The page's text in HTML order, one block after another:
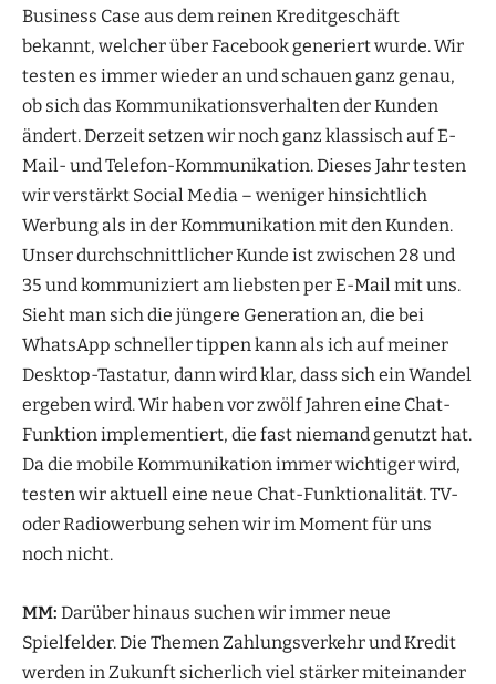
Business Case aus dem reinen Kreditgeschäft
bekannt, welcher über Facebook generiert wurde. Wir
testen es immer wieder an und schauen ganz genau,
ob sich das Kommunikationsverhalten der Kunden
ändert. Derzeit setzen wir noch ganz klassisch auf E-
Mail- und Telefon-Kommunikation. Dieses Jahr testen
wir verstärkt Social Media – weniger hinsichtlich
Werbung als in der Kommunikation mit den Kunden.
Unser durchschnittlicher Kunde ist zwischen 28 und
35 und kommuniziert am liebsten per E-Mail mit uns.
Sieht man sich die jüngere Generation an, die bei
WhatsApp schneller tippen kann als ich auf meiner
Desktop-Tastatur, dann wird klar, dass sich ein Wandel
ergeben wird. Wir haben vor zwölf Jahren eine Chat-
Funktion implementiert, die fast niemand genutzt hat.
Da die mobile Kommunikation immer wichtiger wird,
testen wir aktuell eine neue Chat-Funktionalität. TV-
oder Radiowerbung sehen wir im Moment für uns
noch nicht.
MM: Darüber hinaus suchen wir immer neue
Spielfelder. Die Themen Zahlungsverkehr und Kredit
werden in Zukunft sicherlich viel stärker miteinander